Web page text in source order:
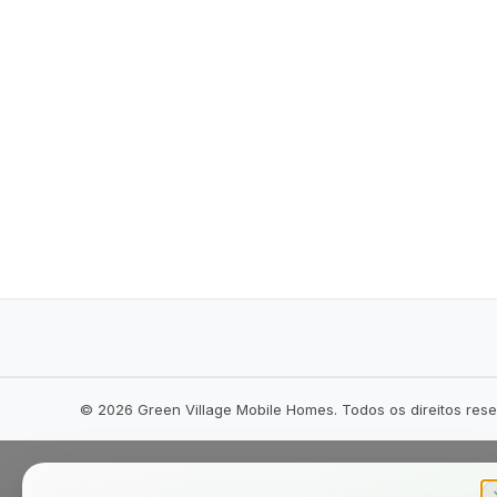
© 2026 Green Village Mobile Homes. Todos os direitos